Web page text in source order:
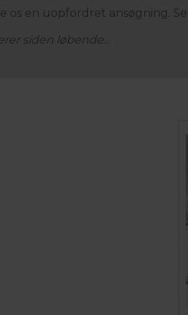
os en uopfordret ansøgning.
siden løbende...